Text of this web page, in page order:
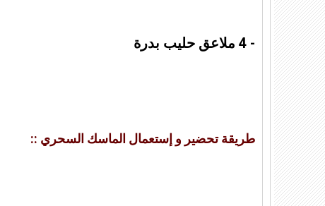
- 4 ملاعق حليب بدرة
طريقة تحضير و إستعمال الماسك السحري ::